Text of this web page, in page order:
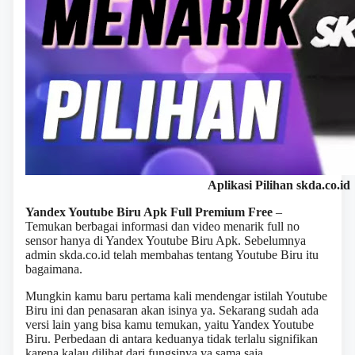
Aplikasi Pilihan skda.co.id
Yandex Youtube Biru Apk Full Premium Free –
Temukan berbagai informasi dan video menarik full no
sensor hanya di Yandex Youtube Biru Apk. Sebelumnya
admin skda.co.id telah membahas tentang Youtube Biru itu
bagaimana.
Mungkin kamu baru pertama kali mendengar istilah Youtube
Biru ini dan penasaran akan isinya ya. Sekarang sudah ada
versi lain yang bisa kamu temukan, yaitu Yandex Youtube
Biru. Perbedaan di antara keduanya tidak terlalu signifikan